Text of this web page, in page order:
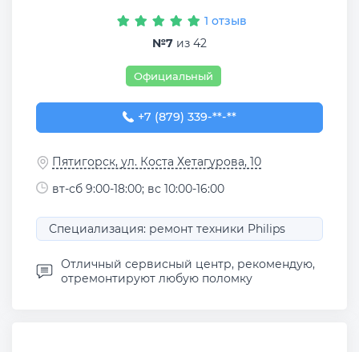
1 отзыв
№7 из 42
Официальный
+7 (879) 339-10-80
+7 (879) 339-**-**
Пятигорск, ул. Коста Хетагурова, 10
вт-сб 9:00-18:00; вс 10:00-16:00
Специализация: ремонт техники Philips
Отличный сервисный центр, рекомендую,
отремонтируют любую поломку